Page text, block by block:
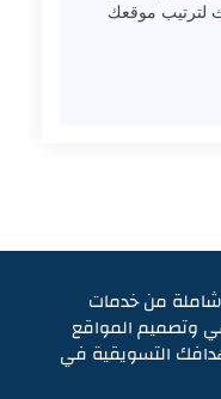
لترتيب موقعك
من خدمات
وتصميم المواقع
التسويقية في